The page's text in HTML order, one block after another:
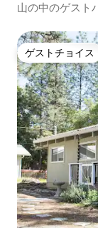
山の中のゲスト
ゲストチョイス
ゲストチョイス